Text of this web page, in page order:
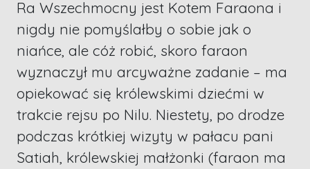
Ra Wszechmocny jest Kotem Faraona i
nigdy nie pomyślałby o sobie jak o
niańce, ale cóż robić, skoro faraon
wyznaczył mu arcyważne zadanie – ma
opiekować się królewskimi dziećmi w
trakcie rejsu po Nilu. Niestety, po drodze
podczas krótkiej wizyty w pałacu pani
Satiah, królewskiej małżonki (faraon ma